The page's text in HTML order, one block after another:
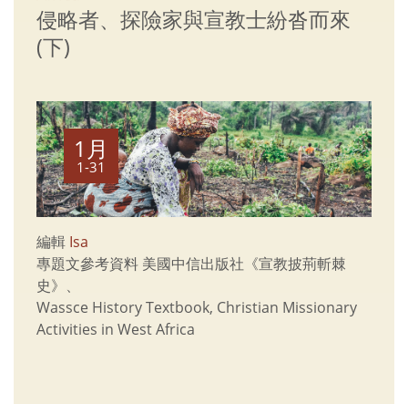
侵略者、探險家與宣教士紛沓而來
(下)
1月
1-31
編輯 Isa
專題文參考資料 美國中信出版社《宣教披荊斬棘
史》、
Wassce History Textbook, Christian Missionary
Activities in West Africa